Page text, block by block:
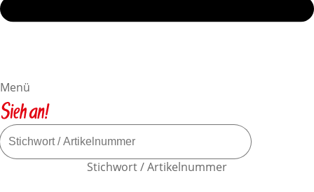
Menü
Stichwort / Artikelnummer